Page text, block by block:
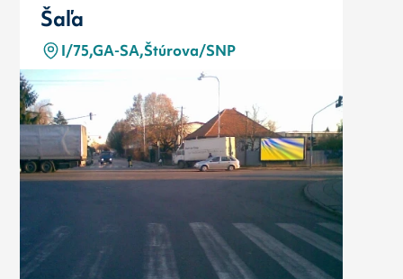
Šaľa
I/75,GA-SA,Štúrova/SNP